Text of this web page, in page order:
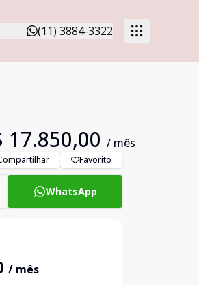
(11) 3884-3322
17.850,00 / mês
Favorito
WhatsApp
/ mês